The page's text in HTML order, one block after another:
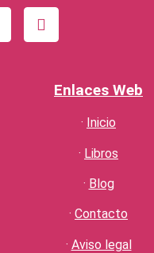
Enlaces Web
· Inicio
· Libros
· Blog
· Contacto
· Aviso legal